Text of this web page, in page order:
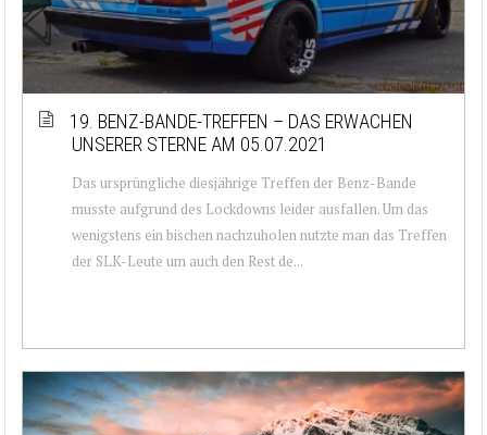
19. BENZ-BANDE-TREFFEN – DAS ERWACHEN
UNSERER STERNE AM 05.07.2021
Das ursprüngliche diesjährige Treffen der Benz-Bande
musste aufgrund des Lockdowns leider ausfallen. Um das
wenigstens ein bischen nachzuholen nutzte man das Treffen
der SLK-Leute um auch den Rest de...